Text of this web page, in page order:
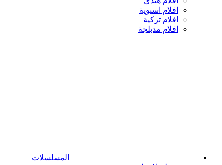
افلام اسيوية
افلام تركية
افلام مدبلجة
المسلسلات